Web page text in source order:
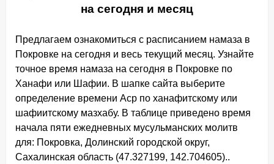
на сегодня и месяц
Предлагаем ознакомиться с расписанием намаза в
Покровке на сегодня и весь текущий месяц. Узнайте
точное время намаза на сегодня в Покровке по
Ханафи или Шафии. В шапке сайта выберите
определение времени Аср по ханафитскому или
шафиитскому мазхабу. В таблице приведено время
начала пяти ежедневных мусульманских молитв
для: Покровка, Долинский городской округ,
Сахалинская область (47.327199, 142.704605)..